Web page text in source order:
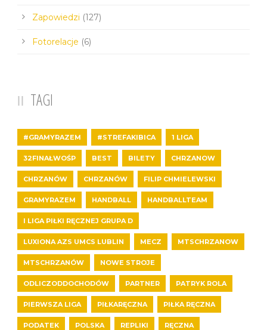
Zapowiedzi (127)
Fotorelacje (6)
TAGI
#GRAMYRAZEM #STREFAKIBICA 1 LIGA
32FINAŁWOŚP BEST BILETY CHRZANOW
CHRZANÓW CHRZANÓW FILIP CHMIELEWSKI
GRAMYRAZEM HANDBALL HANDBALLTEAM
I LIGA PIŁKI RĘCZNEJ GRUPA D
LUXIONA AZS UMCS LUBLIN MECZ MTSCHRZANOW
MTSCHRZANÓW NOWE STROJE
ODLICZODDOCHODÓW PARTNER PATRYK ROLA
PIERWSZA LIGA PIŁKARĘCZNA PIŁKA RĘCZNA
PODATEK POLSKA REPLIKI RĘCZNA